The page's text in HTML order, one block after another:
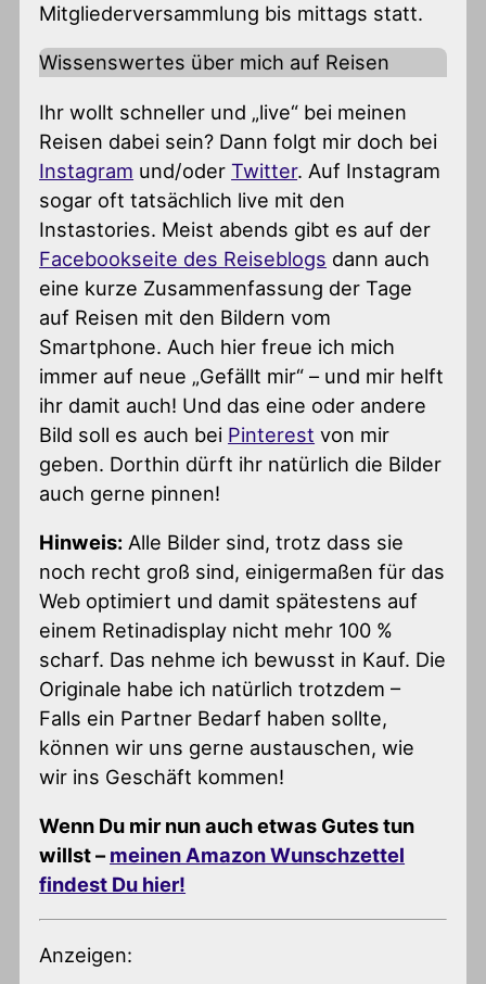
Mitgliederversammlung bis mittags statt.
Wissenswertes über mich auf Reisen
Ihr wollt schneller und „live“ bei meinen
Reisen dabei sein? Dann folgt mir doch bei
Instagram und/oderTwitter. Auf Instagram
sogar oft tatsächlich live mit den
Instastories. Meist abends gibt es auf der
Facebookseite des Reiseblogs dann auch
eine kurze Zusammenfassung der Tage
auf Reisen mit den Bildern vom
Smartphone. Auch hier freue ich mich
immer auf neue „Gefällt mir“ – und mir helft
ihr damit auch! Und das eine oder andere
Bild soll es auch bei Pinterest von mir
geben. Dorthin dürft ihr natürlich die Bilder
auch gerne pinnen!
Hinweis: Alle Bilder sind, trotz dass sie
noch recht groß sind, einigermaßen für das
Web optimiert und damit spätestens auf
einem Retinadisplay nicht mehr 100 %
scharf. Das nehme ich bewusst in Kauf. Die
Originale habe ich natürlich trotzdem –
Falls ein Partner Bedarf haben sollte,
können wir uns gerne austauschen, wie
wir ins Geschäft kommen!
Wenn Du mir nun auch etwas Gutes tun
willst –meinen Amazon Wunschzettel
findest Du hier!
Anzeigen: